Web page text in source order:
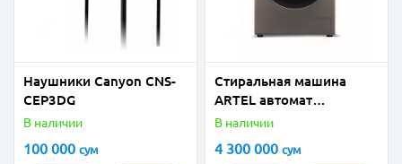
Наушники Canyon CNS-
CEP3DG
В наличии
100 000 сум
Стиральная машина
ARTEL автомат
WF60G020CG
В наличии
4 300 000 сум